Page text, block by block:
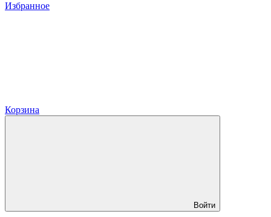
Избранное
Корзина
Войти